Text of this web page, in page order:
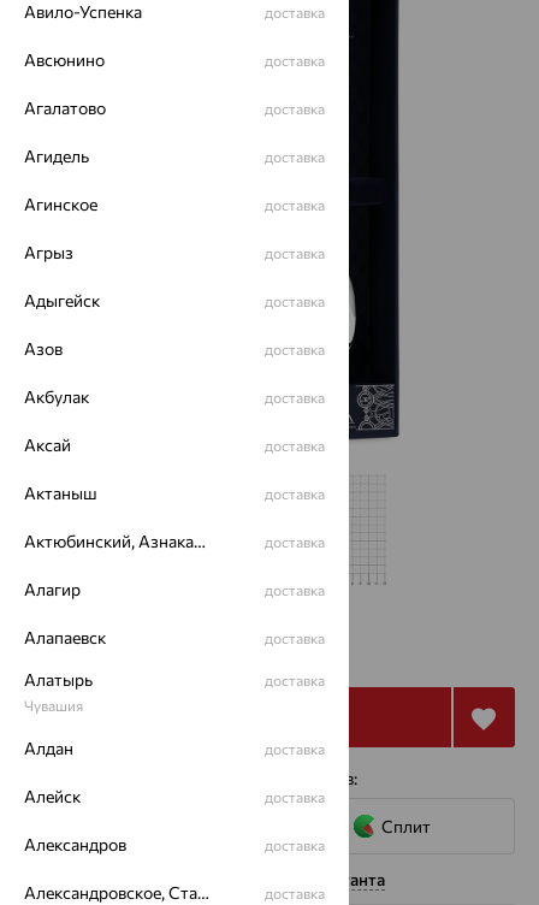
от 10 285 20 990
с помощью сервисов:
Сплит
Нужна помощь консультанта
Авило-Успенка доставка
Авсюнино доставка
Агалатово доставка
Агидель доставка
Агинское доставка
Агрыз доставка
Адыгейск доставка
Азов доставка
Акбулак доставка
Аксай доставка
Актаныш доставка
Актюбинский, Азнакаевский район доставка
Алагир доставка
Алапаевск доставка
Алатырь
Чувашия
доставка
Алдан доставка
Алейск доставка
Александров доставка
Александровское, Ставропольский край доставка